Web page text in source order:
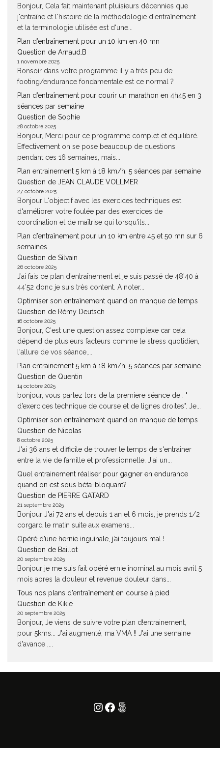
Bonjour, Cela fait maintenant pluisieurs décennies que
j'entraîne et l'histoire de la méthodologie d'entraînement
et la terminologie utilisée est d'une...
Plan d’entraînement pour un 10 km en 40 mn
Question de Arnaud.B
1 novembre 2025
Bonsoir dans votre programme il y a très peu de
footing/endurance fondamentale est ce normal ?
Plan d’entraînement pour courir un marathon en 4h45 en 3
séances par semaine
Question de Sophie
28 octobre 2025
Bonjour, Merci pour ce programme complet et équilibré.
Effectivement on se pose beaucoup de questions
pendant ces 16 semaines, mais...
Plan entrainement 5 km à 18 km/h, 5 séances par semaine
Question de JEAN CLAUDE VOLLMER
27 octobre 2025
Bonjour L'objectif avec les exercices techniques est
d'améliorer votre foulée par des exercices de
coordination et de maîtrise qui lorsqu'ils...
Plan d’entraînement pour un 10 km entre 45 et 50 mn sur 6
semaines
Question de Silvain
26 octobre 2025
J’ai fais ce plan d’entraînement et je suis passé de 48’40 à
44’52 donc je suis très content. A noter...
Optimiser son entraînement quand on manque de temps
Question de Rémy Deutsch
16 octobre 2025
Bonjour, C'est une question assez complexe car cela
dépend de plusieurs facteurs comme le stress quotidien,
l'allure de vos séance,...
Plan entrainement 5 km à 18 km/h, 5 séances par semaine
Question de Quentin
14 octobre 2025
bonjour, vous parlez lors de la premiere séance de : "
d’exercices technique de course et de lignes droites". Je...
Optimiser son entraînement quand on manque de temps
Question de Nicolas
8 octobre 2025
J'ai 36 ans et difficile de trouver le temps de s'entrainer
entre la vie de famille et professionnelle. J'ai un...
Quel entrainement réaliser pour gagner en endurance
quand on est sous béta-bloquant?
Question de PIERRE GATARD
21 septembre 2025
Bonjour J'ai 72 ans et depuis 1 an et 6 mois, je prends 1/2
corgard le matin suite aux examens...
Opéré d’une hernie inguinale, j’ai toujours mal !
Question de Baillot
20 septembre 2025
Bonjour je me suis fait opéré ernie înominal au mois avril 5
mois apres la douleur et revenue douleur dans...
Tous nos plans d’entraînement en course à pied
Question de Kikie
20 septembre 2025
Bonjour, Je viens de suivre votre plan d!entrainement,
pour 5kms... J'ai augmenté, ma VMA !! J'ai une semaine
d'avance ,...
Instagram
Facebook
500px